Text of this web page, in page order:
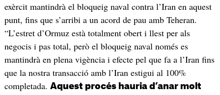
exèrcit mantindrà el bloqueig naval contra l’Iran en aquest
punt, fins que s’arribi a un acord de pau amb Teheran.
“L’estret d’Ormuz està totalment obert i llest per als
negocis i pas total, però el bloqueig naval només es
mantindrà en plena vigència i efecte pel que fa a l’Iran fins
que la nostra transacció amb l’Iran estigui al 100%
completada. Aquest procés hauria d’anar molt